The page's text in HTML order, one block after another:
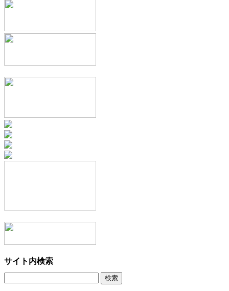
サイト内検索